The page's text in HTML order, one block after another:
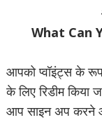
What Can
आपको प्वॉइंट्स के रूप
के लिए रिडीम किया
आप साइन अप करने